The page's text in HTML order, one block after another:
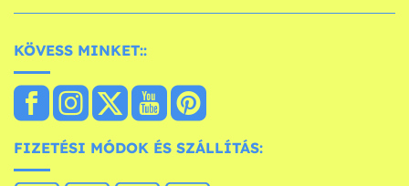
KÖVESS MINKET::
FIZETÉSI MÓDOK ÉS SZÁLLÍTÁS: